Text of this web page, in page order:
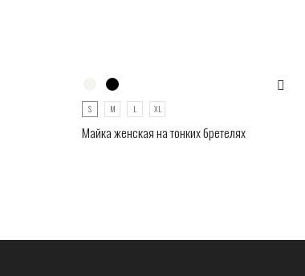
S M L XL
Майка женская на тонких бретелях